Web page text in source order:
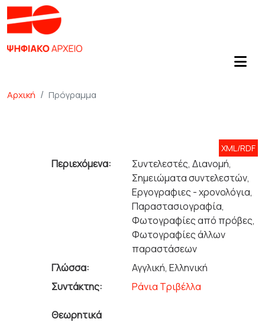
Αρχική Πρόγραμμα
XML/RDF
Περιεχόμενα:
Συντελεστές, Διανομή,
Σημειώματα συντελεστών,
Εργογραφιες - χρονολόγια,
Παραστασιογραφία,
Φωτογραφίες από πρόβες,
Φωτογραφίες άλλων
παραστάσεων
Γλώσσα:
Αγγλική, Ελληνική
Συντάκτης:
Ράνια Τριβέλλα
Θεωρητικά